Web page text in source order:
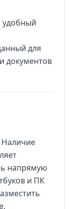
удобный
для
документов
Наличие
напрямую
и ПК